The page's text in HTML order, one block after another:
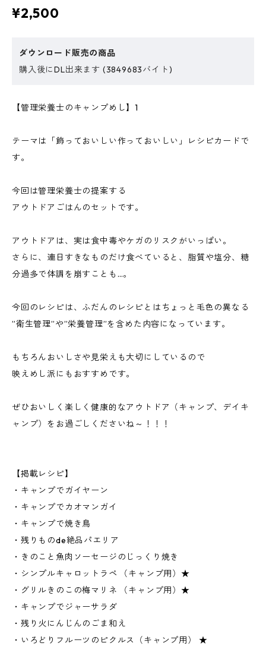
¥2,500
ダウンロード販売の商品
購入後にDL出来ます (3849683バイト)
【管理栄養士のキャンプめし】1
テーマは「飾っておいしい作っておいしい」レシピカードで
す。
今回は管理栄養士の提案する
アウトドアごはんのセットです。
アウトドアは、実は食中毒やケガのリスクがいっぱい。
さらに、連日すきなものだけ食べていると、脂質や塩分、糖
分過多で体調を崩すことも…。
今回のレシピは、ふだんのレシピとはちょっと毛色の異なる
”衛生管理”や”栄養管理”を含めた内容になっています。
もちろんおいしさや見栄えも大切にしているので
映えめし派にもおすすめです。
ぜひおいしく楽しく健康的なアウトドア（キャンプ、デイキ
ャンプ）をお過ごしくださいね～！！！
【掲載レシピ】
・キャンプでガイヤーン
・キャンプでカオマンガイ
・キャンプで焼き鳥
・残りものde絶品パエリア
・きのこと魚肉ソーセージのじっくり焼き
・シンプルキャロットラペ （キャンプ用）★
・グリルきのこの梅マリネ （キャンプ用）★
・キャンプでジャーサラダ
・残り火にんじんのごま和え
・いろどりフルーツのピクルス（キャンプ用） ★